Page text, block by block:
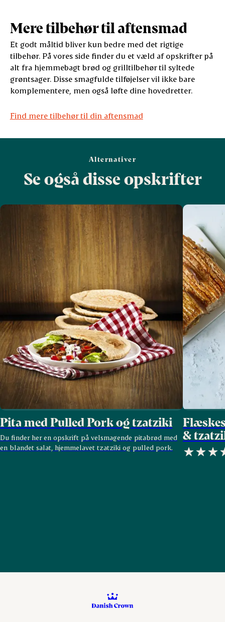
Mere tilbehør til aftensmad
Et godt måltid bliver kun bedre med det rigtige
tilbehør. På vores side finder du et væld af opskrifter på
alt fra hjemmebagt brød og grilltilbehør til syltede
grøntsager. Disse smagfulde tilføjelser vil ikke bare
komplementere, men også løfte dine hovedretter.
Find mere tilbehør til din aftensmad
Alternativer
Se også disse opskrifter
Pita med Pulled Pork og tzatziki
Du finder her en opskrift på velsmagende pitabrød med
en blandet salat, hjemmelavet tzatziki og pulled pork.
&